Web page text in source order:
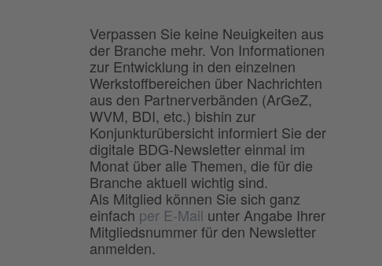
Verpassen Sie keine Neuigkeiten aus
der Branche mehr. Von Informationen
zur Entwicklung in den einzelnen
Werkstoffbereichen über Nachrichten
aus den Partnerverbänden (ArGeZ,
WVM, BDI, etc.) bishin zur
Konjunkturübersicht informiert Sie der
digitale BDG-Newsletter einmal im
Monat über alle Themen, die für die
Branche aktuell wichtig sind.
Als Mitglied können Sie sich ganz
einfach per E-Mail unter Angabe Ihrer
Mitgliedsnummer für den Newsletter
anmelden.